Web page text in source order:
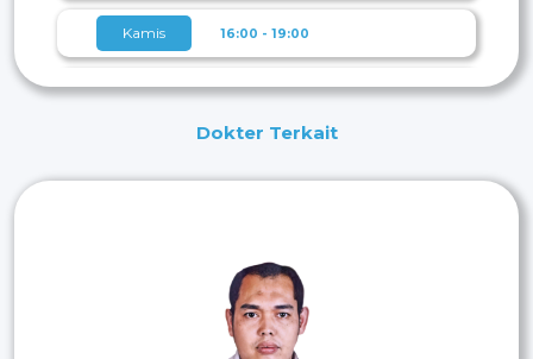
Kamis 16:00 - 19:00
Jumat 16:00 - 21:00
Dokter Terkait